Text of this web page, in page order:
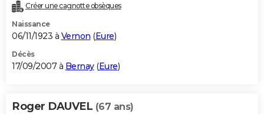
Créer une cagnotte obsèques
Naissance
06/11/1923 à Vernon (Eure)
Décès
17/09/2007 à Bernay(Eure)
Roger DAUVEL (67 ans)